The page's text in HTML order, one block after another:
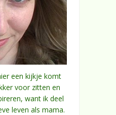
een kijkje komt
voor zitten en
want ik deel
leven als mama.